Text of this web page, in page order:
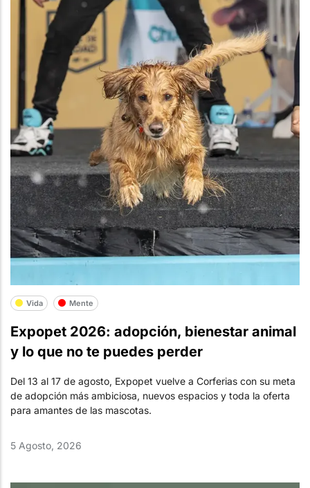
Vida Mente
Expopet 2026: adopción, bienestar animal
y lo que no te puedes perder
Del 13 al 17 de agosto, Expopet vuelve a Corferias con su meta
de adopción más ambiciosa, nuevos espacios y toda la oferta
para amantes de las mascotas.
5 Agosto, 2026